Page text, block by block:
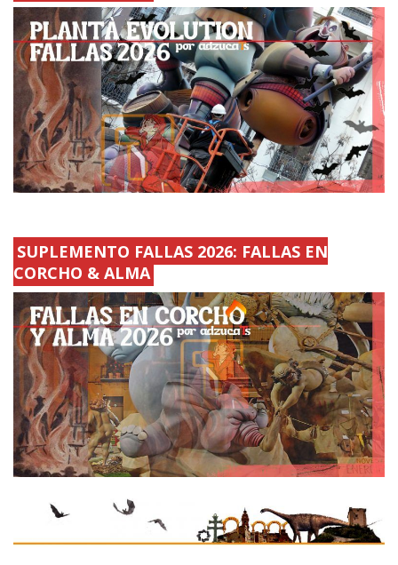
SUPLEMENTO FALLAS 2026: FALLAS EN
CORCHO & ALMA